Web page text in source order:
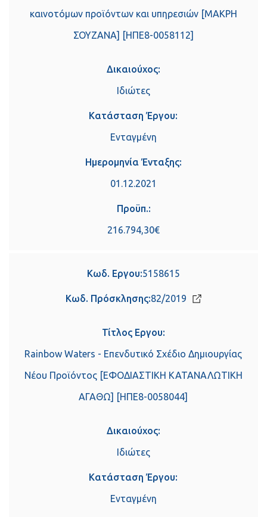
καινοτόμων προϊόντων και υπηρεσιών [ΜΑΚΡΗ
ΣΟΥΖΑΝΑ] [ΗΠΕ8-0058112]
Δικαιούχος:
Ιδιώτες
Κατάσταση Έργου:
Ενταγμένη
Ημερομηνία Ένταξης:
01.12.2021
Προϋπ.:
216.794,30€
Κωδ. Εργου:5158615
Κωδ. Πρόσκλησης:82/2019
Τίτλος Εργου:
Rainbow Waters - Επενδυτικό Σχέδιο Δημιουργίας
Νέου Προϊόντος [ΕΦΟΔΙΑΣΤΙΚΗ ΚΑΤΑΝΑΛΩΤΙΚΗ
ΑΓΑΘΩ] [ΗΠΕ8-0058044]
Δικαιούχος:
Ιδιώτες
Κατάσταση Έργου:
Ενταγμένη